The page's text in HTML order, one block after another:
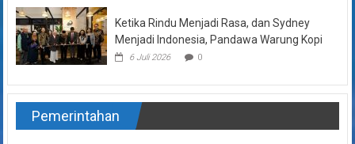
Ketika Rindu Menjadi Rasa, dan Sydney
Menjadi Indonesia, Pandawa Warung Kopi
6 Juli 2026 0
Pemerintahan